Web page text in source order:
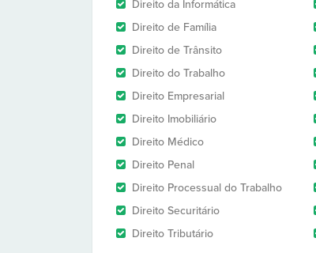
Direito da Informática
Direito de Família
Direito de Trânsito
Direito do Trabalho
Direito Empresarial
Direito Imobiliário
Direito Médico
Direito Penal
Direito Processual do Trabalho
Direito Securitário
Direito Tributário